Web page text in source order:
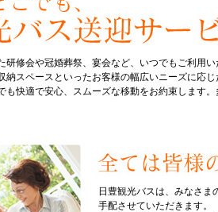
研修会や冠婚葬祭、宴会など、いつでもご利用
納スペースといったお客様の幅広いニーズに応
も快適で安心、スムーズな移動をお約束します
日豊観光バスは、みなさま
手配させていただきます。